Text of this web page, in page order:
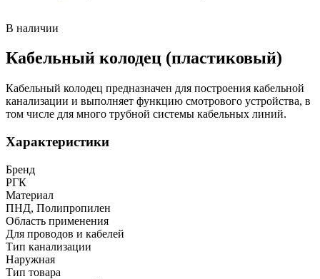
В наличии
Кабельный колодец (пластиковый)
Кабельный колодец предназначен для построения кабельной
канализации и выполняет функцию смотрового устройства, в
том числе для много трубной системы кабельных линий.
Характеристики
Бренд
РГК
Материал
ПНД, Полипропилен
Область применения
Для проводов и кабелей
Тип канализации
Наружная
Тип товара